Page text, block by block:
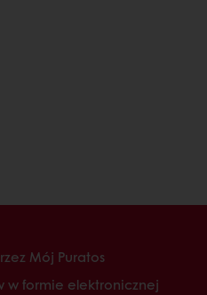
Mój Puratos
w formie elektronicznej